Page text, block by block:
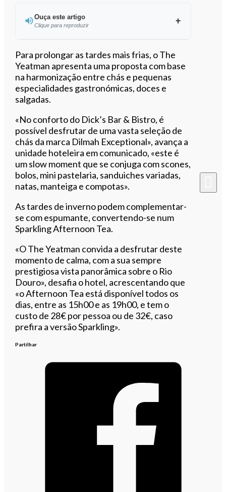
Ouça este artigo
Clique para reproduzir
Ouvir este artigo
Para prolongar as tardes mais frias, o The
Yeatman apresenta uma proposta com base
na harmonização entre chás e pequenas
especialidades gastronómicas, doces e
salgadas.
«No conforto do Dick’s Bar & Bistro, é
possível desfrutar de uma vasta seleção de
chás da marca Dilmah Exceptional», avança a
unidade hoteleira em comunicado, «este é
um slow moment que se conjuga com scones,
bolos, mini pastelaria, sanduiches variadas,
natas, manteiga e compotas».
As tardes de inverno podem complementar-
se com espumante, convertendo-se num
Sparkling Afternoon Tea.
«O The Yeatman convida a desfrutar deste
momento de calma, com a sua sempre
prestigiosa vista panorâmica sobre o Rio
Douro», desafia o hotel, acrescentando que
«o Afternoon Tea está disponível todos os
dias, entre as 15h00 e as 19h00, e tem o
custo de 28€ por pessoa ou de 32€, caso
prefira a versão Sparkling».
Partilhar